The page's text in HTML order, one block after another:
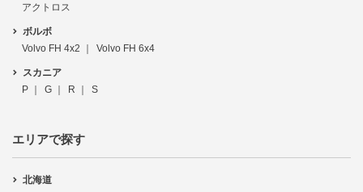
アクトロス
ボルボ
Volvo FH 4x2
Volvo FH 6x4
スカニア
P
G R S
エリアで探す
北海道